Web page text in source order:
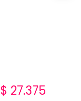
27.375